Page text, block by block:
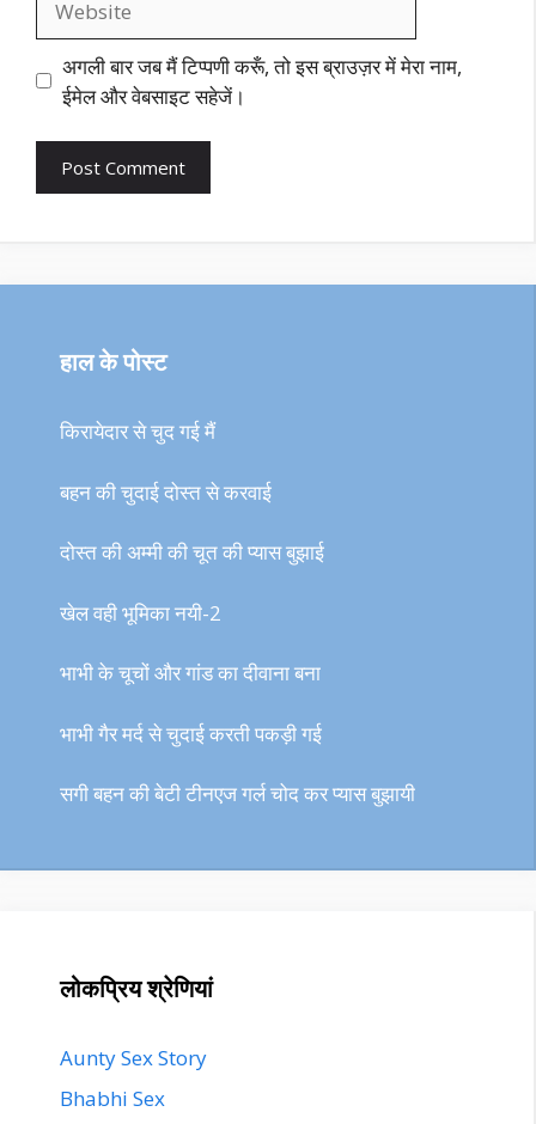
अगली बार जब मैं टिप्पणी करूँ, तो इस ब्राउज़र में मेरा नाम,
ईमेल और वेबसाइट सहेजें।
हाल के पोस्ट
किरायेदार से चुद गई मैं
बहन की चुदाई दोस्त से करवाई
दोस्त की अम्मी की चूत की प्यास बुझाई
खेल वही भूमिका नयी-2
भाभी के चूचों और गांड का दीवाना बना
भाभी गैर मर्द से चुदाई करती पकड़ी गई
सगी बहन की बेटी टीनएज गर्ल चोद कर प्यास बुझायी
लोकप्रिय श्रेणियां
Aunty Sex Story
Bhabhi Sex